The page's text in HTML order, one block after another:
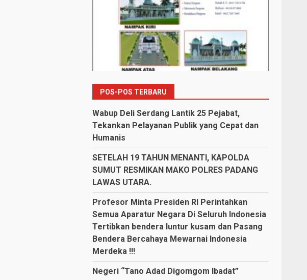
POS-POS TERBARU
Wabup Deli Serdang Lantik 25 Pejabat,
Tekankan Pelayanan Publik yang Cepat dan
Humanis
SETELAH 19 TAHUN MENANTI, KAPOLDA
SUMUT RESMIKAN MAKO POLRES PADANG
LAWAS UTARA.
Profesor Minta Presiden RI Perintahkan
Semua Aparatur Negara Di Seluruh Indonesia
Tertibkan bendera luntur kusam dan Pasang
Bendera Bercahaya Mewarnai Indonesia
Merdeka !!!
Negeri “Tano Adad Digomgom Ibadat”